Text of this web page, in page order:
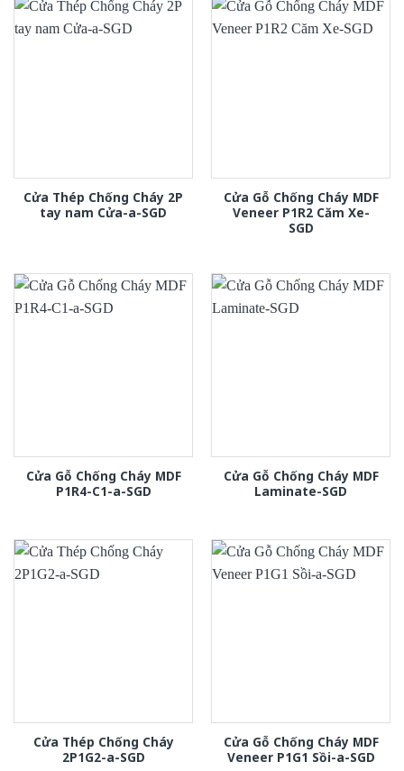
Cửa Thép Chống Cháy 2P
tay nam Cửa-a-SGD
Cửa Gỗ Chống Cháy MDF
Veneer P1R2 Căm Xe-
SGD
Cửa Gỗ Chống Cháy MDF
P1R4-C1-a-SGD
Cửa Gỗ Chống Cháy MDF
Laminate-SGD
Cửa Thép Chống Cháy
2P1G2-a-SGD
Cửa Gỗ Chống Cháy MDF
Veneer P1G1 Sồi-a-SGD